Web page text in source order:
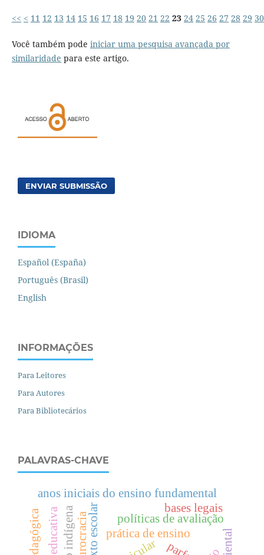
<< < 11 12 13 14 15 16 17 18 19 20 21 22 23 24 25 26 27 28 29 30
Você também pode iniciar uma pesquisa avançada por
similaridade para este artigo.
ENVIAR SUBMISSÃO
IDIOMA
Español (España)
Português (Brasil)
English
INFORMAÇÕES
Para Leitores
Para Autores
Para Bibliotecários
PALAVRAS-CHAVE
prática de ensino
texto escolar políticas de avaliação
anos iniciais do ensino fundamental
bases legais
burocracia